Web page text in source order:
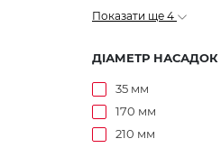
Показати ще 4
ДІАМЕТР НАСАДОК
35 мм
170 мм
210 мм